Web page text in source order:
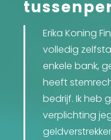
Erika Koning
volledig
enkele bank,
heeft
bedrijf. Ik heb
verplichting